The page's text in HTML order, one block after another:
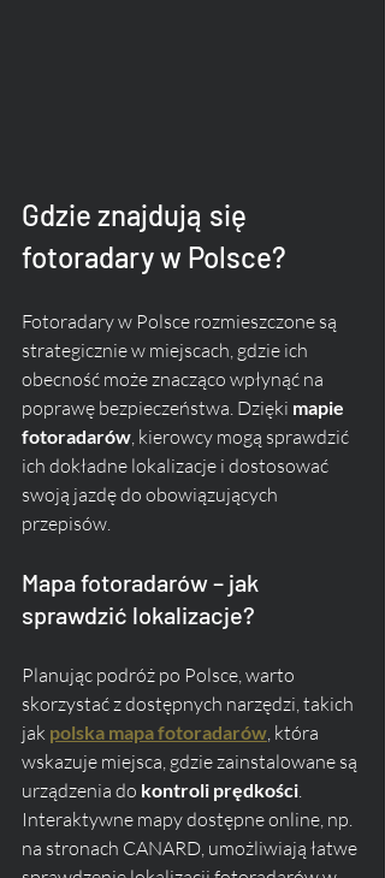
Gdzie znajdują się
fotoradary w Polsce?
Fotoradary w Polsce rozmieszczone są
strategicznie w miejscach, gdzie ich
obecność może znacząco wpłynąć na
poprawę bezpieczeństwa. Dzięki mapie
fotoradarów , kierowcy mogą sprawdzić
ich dokładne lokalizacje i dostosować
swoją jazdę do obowiązujących
przepisów.
Mapa fotoradarów – jak
sprawdzić lokalizacje?
Planując podróż po Polsce, warto
skorzystać z dostępnych narzędzi, takich
jak polska mapa fotoradarów , która
wskazuje miejsca, gdzie zainstalowane są
urządzenia do kontroli prędkości
Interaktywne mapy dostępne online, np.
na stronach CANARD, umożliwiają łatwe